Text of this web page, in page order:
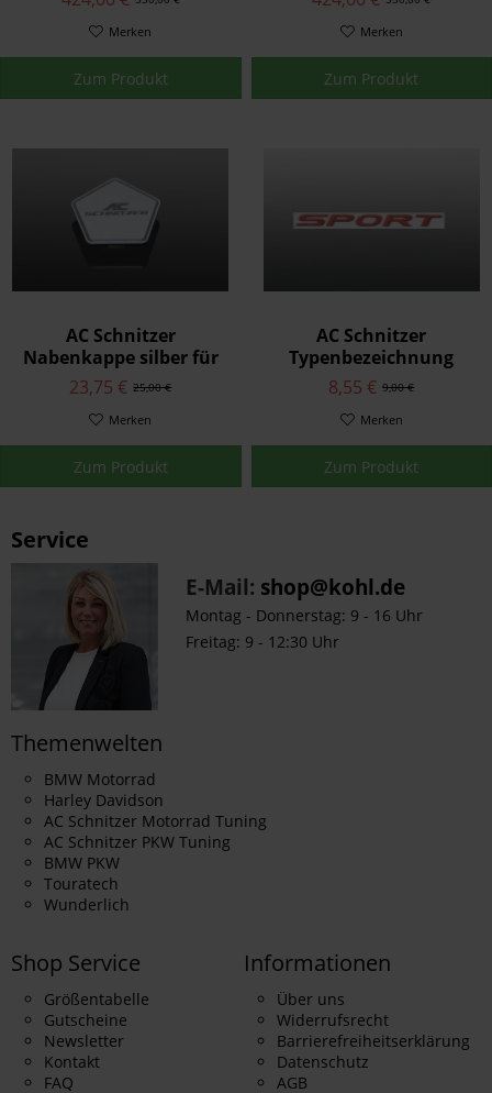
Merken
Zum Produkt
Merken
Zum Produkt
AC Schnitzer
Nabenkappe silber für
BMW Felgen Typ-VIII
25,00 €
23,75 €
Merken
Zum Produkt
AC Schnitzer
Typenbezeichnung
Emblem Sport für BMW
9,00 €
8,55 €
Merken
Zum Produkt
Service
E-Mail: shop@kohl.de
Montag - Donnerstag: 9 - 16 Uhr
Freitag: 9 - 12:30 Uhr
Themenwelten
BMW Motorrad
Harley Davidson
AC Schnitzer Motorrad Tuning
AC Schnitzer PKW Tuning
BMW PKW
Touratech
Wunderlich
Shop Service
Größentabelle
Gutscheine
Newsletter
Kontakt
FAQ
Informationen
Über uns
Widerrufsrecht
Barrierefreiheitserklärung
Datenschutz
AGB